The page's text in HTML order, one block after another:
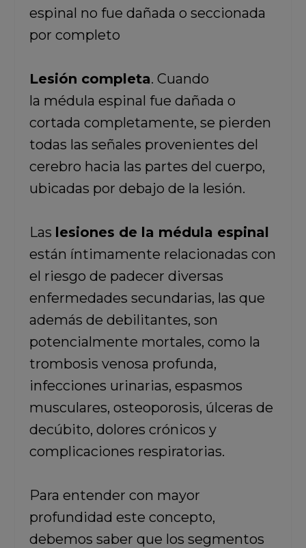
espinal no fue dañada o seccionada
por completo
Lesión completa. Cuando
la médula espinal fue dañada o
cortada completamente, se pierden
todas las señales provenientes del
cerebro hacia las partes del cuerpo,
ubicadas por debajo de la lesión.
Las lesiones de la médula espinal
están íntimamente relacionadas con
el riesgo de padecer diversas
enfermedades secundarias, las que
además de debilitantes, son
potencialmente mortales, como la
trombosis venosa profunda,
infecciones urinarias, espasmos
musculares, osteoporosis, úlceras de
decúbito, dolores crónicos y
complicaciones respiratorias.
Para entender con mayor
profundidad este concepto,
debemos saber que los segmentos